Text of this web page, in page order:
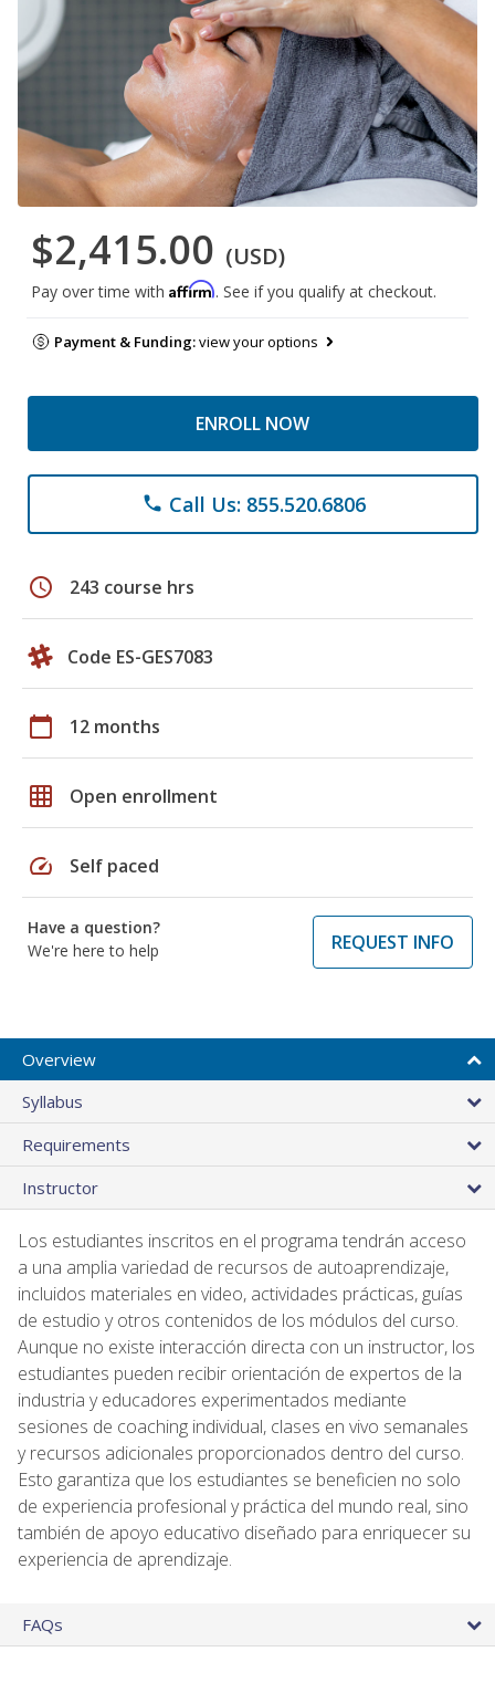
$2,415.00 (USD)
Pay over time with Affirm. See if you qualify at checkout.
Payment & Funding:view your options
ENROLL NOW
phone Call Us: 855.520.6806
schedule 243 course hrs
Code ES-GES7083
calendar_today 12 months
grid_on Open enrollment
speed Self paced
Have a question?
We're here to help
REQUEST INFO
Overview
Syllabus
Requirements
Instructor
Los estudiantes inscritos en el programa tendrán acceso
a una amplia variedad de recursos de autoaprendizaje,
incluidos materiales en video, actividades prácticas, guías
de estudio y otros contenidos de los módulos del curso.
Aunque no existe interacción directa con un instructor, los
estudiantes pueden recibir orientación de expertos de la
industria y educadores experimentados mediante
sesiones de coaching individual, clases en vivo semanales
y recursos adicionales proporcionados dentro del curso.
Esto garantiza que los estudiantes se beneficien no solo
de experiencia profesional y práctica del mundo real, sino
también de apoyo educativo diseñado para enriquecer su
experiencia de aprendizaje.
FAQs